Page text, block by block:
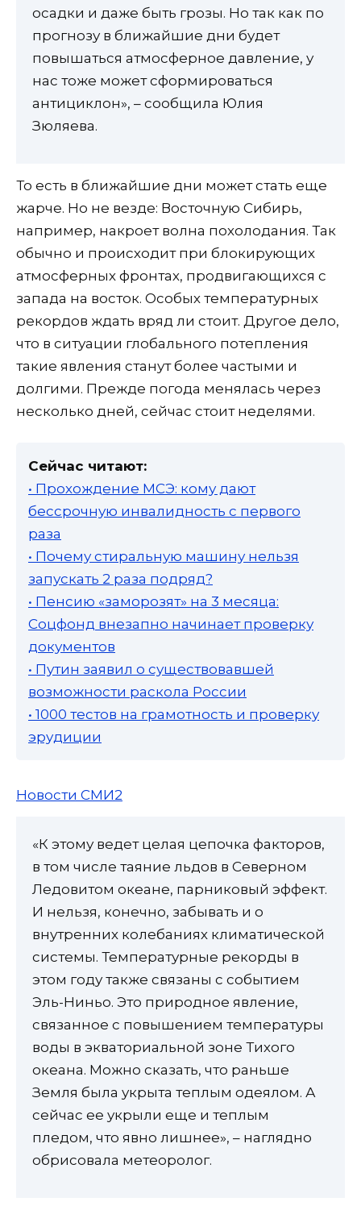
осадки и даже быть грозы. Но так как по
прогнозу в ближайшие дни будет
повышаться атмосферное давление, у
нас тоже может сформироваться
антициклон», – сообщила Юлия
Зюляева.
То есть в ближайшие дни может стать еще
жарче. Но не везде: Восточную Сибирь,
например, накроет волна похолодания. Так
обычно и происходит при блокирующих
атмосферных фронтах, продвигающихся с
запада на восток. Особых температурных
рекордов ждать вряд ли стоит. Другое дело,
что в ситуации глобального потепления
такие явления станут более частыми и
долгими. Прежде погода менялась через
несколько дней, сейчас стоит неделями.
Сейчас читают:
• Прохождение МСЭ: кому дают
бессрочную инвалидность с первого
раза
• Почему стиральную машину нельзя
запускать 2 раза подряд?
• Пенсию «заморозят» на 3 месяца:
Соцфонд внезапно начинает проверку
документов
• Путин заявил о существовавшей
возможности раскола России
• 1000 тестов на грамотность и проверку
эрудиции
Новости СМИ2
«К этому ведет целая цепочка факторов,
в том числе таяние льдов в Северном
Ледовитом океане, парниковый эффект.
И нельзя, конечно, забывать и о
внутренних колебаниях климатической
системы. Температурные рекорды в
этом году также связаны с событием
Эль-Ниньо. Это природное явление,
связанное с повышением температуры
воды в экваториальной зоне Тихого
океана. Можно сказать, что раньше
Земля была укрыта теплым одеялом. А
сейчас ее укрыли еще и теплым
пледом, что явно лишнее», – наглядно
обрисовала метеоролог.